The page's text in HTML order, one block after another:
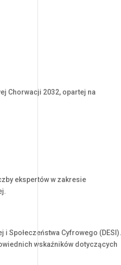
Chorwacji 2032, opartej na
ekspertów w zakresie
Społeczeństwa Cyfrowego (DESI).
wskaźników dotyczących